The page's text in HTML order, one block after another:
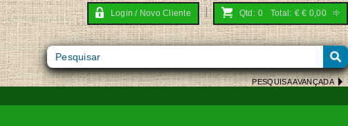
Login / Novo Cliente Qtd: 0 Total: €€ 0,00
PESQUISA AVANÇADA